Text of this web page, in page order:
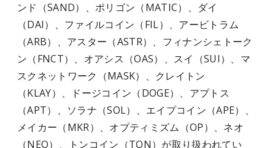
ンド（SAND）、ポリゴン（MATIC）、ダイ
（DAI）、ファイルコイン（FIL）、アービトラム
（ARB）、アスター（ASTR）、フィナンシェトーク
ン（FNCT）、オアシス（OAS）、スイ（SUI）、マ
スクネットワーク（MASK）、クレイトン
（KLAY）、ドージコイン（DOGE）、アプトス
（APT）、ソラナ（SOL）、エイプコイン（APE）、
メイカー（MKR）、オプティミズム（OP）、ネオ
（NEO）、トンコイン（TON）が取り扱われてい